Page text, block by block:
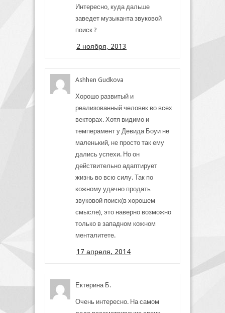
Интересно, куда дальше
заведет музыканта звуковой
поиск ?
2 ноября, 2013
Ashhen Gudkova
Хорошо развитый и
реализованный человек во всех
векторах. Хотя видимо и
темперамент у Девида Боуи не
маленький, не просто так ему
дались успехи. Но он
действительно адаптирует
жизнь во всю силу. Так по
кожному удачно продать
звуковой поиск(в хорошем
смысле), это наверно возможно
только в западном кожном
менталитете.
17 апреля, 2014
Ектерина Б.
Очень интересно. На самом